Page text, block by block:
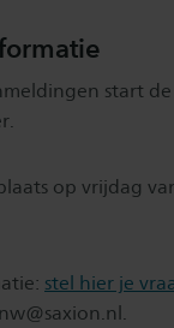
start
op vrijdag
stel hier je
.